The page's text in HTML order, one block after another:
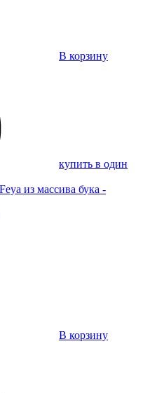
В корзину
купить в один
В корзину